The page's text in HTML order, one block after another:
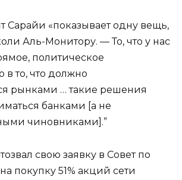
Сарайи «показывает одну вещь,
Аль-Монитору. — То, что у нас
политическое
в то, что должно
рынками … такие решения
банками [а не
чиновниками].”
свою заявку в Совет по
покупку 51% акций сети